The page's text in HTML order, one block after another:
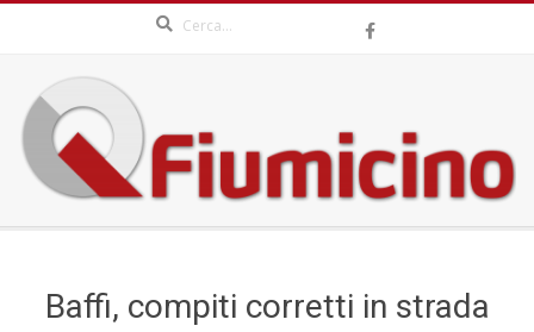
content
QFIUMICINO.COM
Baffi, compiti corretti in strada